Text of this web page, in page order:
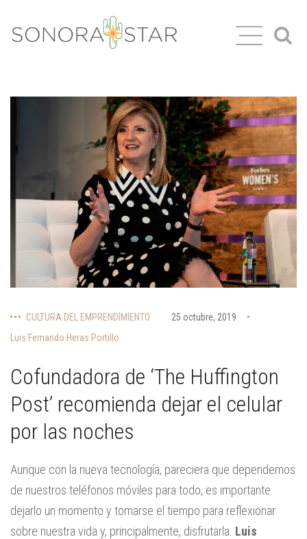
CULTURA DEL EMPRENDIMIENTO
25 octubre, 2019
Luis Fernando Heras Portillo
Cofundadora de ‘The Huffington
Post’ recomienda dejar el celular
por las noches
Aunque con la nueva tecnología, pareciera que dependemos
de nuestros teléfonos móviles para todo, es importante
dejarlo un momento y tomarse el tiempo para reflexionar
sobre nuestra vida y, principalmente, disfrutarla. Luis